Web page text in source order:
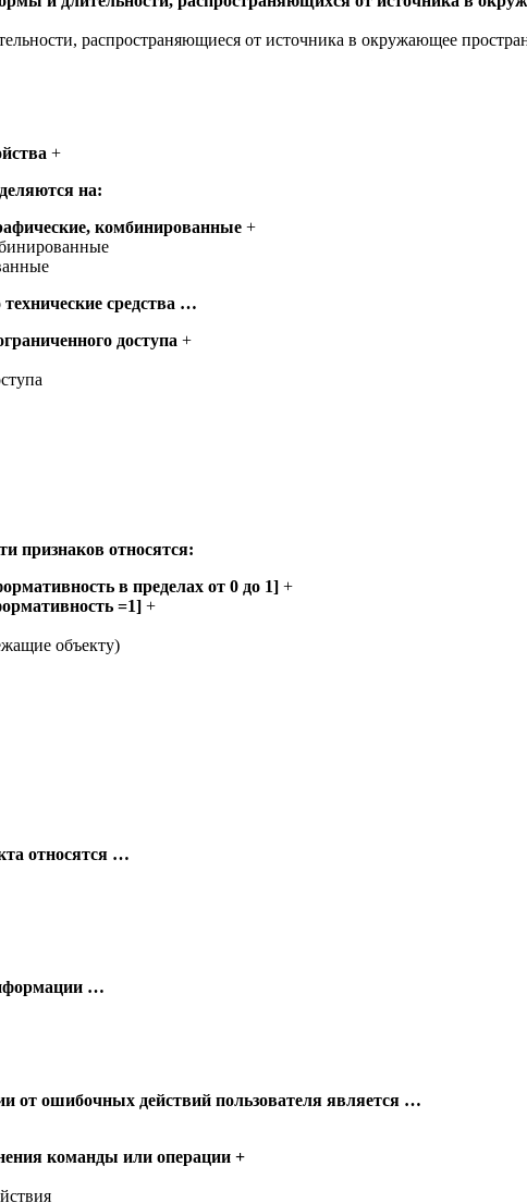
распространяющиеся от источника в окружающее
+
на:
комбинированные +
средства …
доступа +
признаков относятся:
в пределах от 0 до 1] +
=1] +
объекту)
относятся …
…
ошибочных действий пользователя является …
команды или операции +